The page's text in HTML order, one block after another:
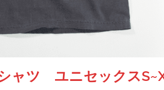
ャツ ユニセックス